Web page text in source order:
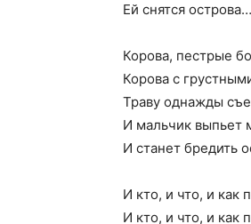
Ей снятся острова…
Корова, пестрые
Корова с
Траву однажды
И мальчик выпьет
И станет бредить
И кто, и что, и как
И кто, и что, и как